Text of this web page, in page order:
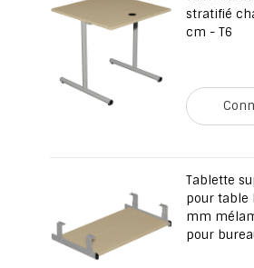
stratifié
cm - T6
Tablette
pour table
mm
pour